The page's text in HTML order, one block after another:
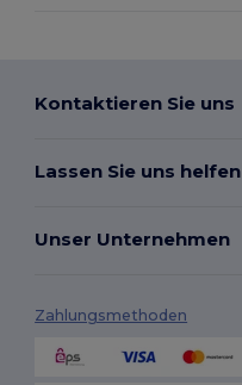
Kontaktieren Sie uns
Lassen Sie uns helfen
Unser Unternehmen
Zahlungsmethoden